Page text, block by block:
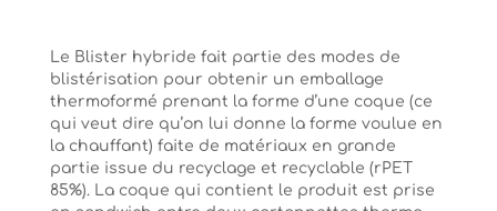
Le Blister hybride fait partie des modes de
blistérisation pour obtenir un emballage
thermoformé prenant la forme d’une coque (ce
qui veut dire qu’on lui donne la forme voulue en
la chauffant) faite de matériaux en grande
partie issue du recyclage et recyclable (rPET
85%). La coque qui contient le produit est prise